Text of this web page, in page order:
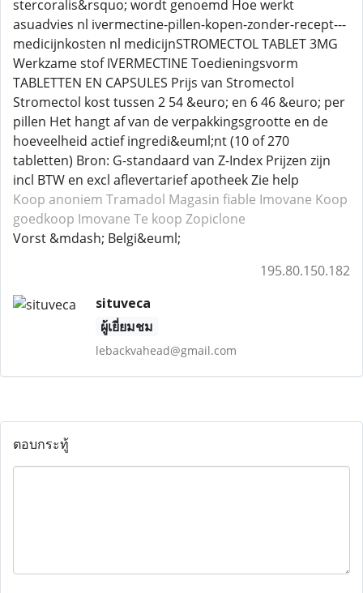
stercoralis&rsquo; wordt genoemd Hoe werkt
asuadvies nl ivermectine-pillen-kopen-zonder-recept---
medicijnkosten nl medicijnSTROMECTOL TABLET 3MG
Werkzame stof IVERMECTINE Toedieningsvorm
TABLETTEN EN CAPSULES Prijs van Stromectol
Stromectol kost tussen 2 54 &euro; en 6 46 &euro; per
pillen Het hangt af van de verpakkingsgrootte en de
hoeveelheid actief ingredi&euml;nt (10 of 270
tabletten) Bron: G-standaard van Z-Index Prijzen zijn
incl BTW en excl aflevertarief apotheek Zie help
Koop anoniem Tramadol Magasin fiable Imovane Koop
goedkoop Imovane Te koop Zopiclone
Vorst &mdash; Belgi&euml;
195.80.150.182
situveca
ผู้เยี่ยมชม
lebackvahead@gmail.com
ตอบกระทู้